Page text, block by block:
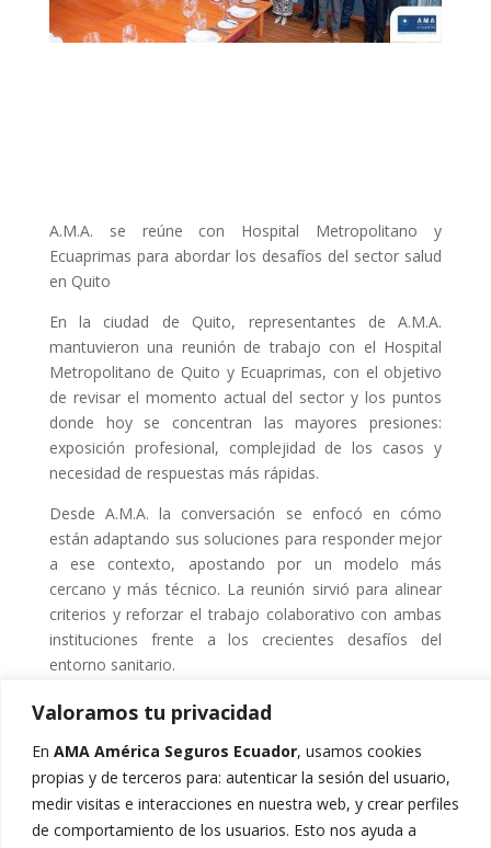
Valoramos tu privacidad
En AMA América Seguros Ecuador, usamos cookies
propias y de terceros para: autenticar la sesión del usuario,
medir visitas e interacciones en nuestra web, y crear perfiles
de comportamiento de los usuarios. Esto nos ayuda a
A.M.A. se reúne con Hospital Metropolitano y
Ecuaprimas para abordar los desafíos del sector salud
en Quito
En la ciudad de Quito, representantes de A.M.A.
mantuvieron una reunión de trabajo con el Hospital
Metropolitano de Quito y Ecuaprimas, con el objetivo
de revisar el momento actual del sector y los puntos
donde hoy se concentran las mayores presiones:
exposición profesional, complejidad de los casos y
necesidad de respuestas más rápidas.
Desde A.M.A. la conversación se enfocó en cómo
están adaptando sus soluciones para responder mejor
a ese contexto, apostando por un modelo más
cercano y más técnico. La reunión sirvió para alinear
criterios y reforzar el trabajo colaborativo con ambas
instituciones frente a los crecientes desafíos del
entorno sanitario.